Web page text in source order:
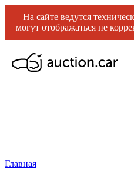
На сайте ведутся
могут отображаться не
Главная